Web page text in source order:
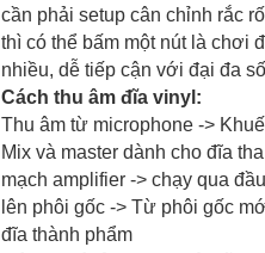
cần phải setup cân chỉnh rắc
thì có thể bấm một nút là chơi
nhiều, dễ tiếp cận với đại đa
Cách thu âm đĩa vinyl:
Thu âm từ microphone ->
Mix và master dành cho đĩa
mạch amplifier -> chạy qua
lên phôi gốc -> Từ phôi gốc
đĩa thành phẩm